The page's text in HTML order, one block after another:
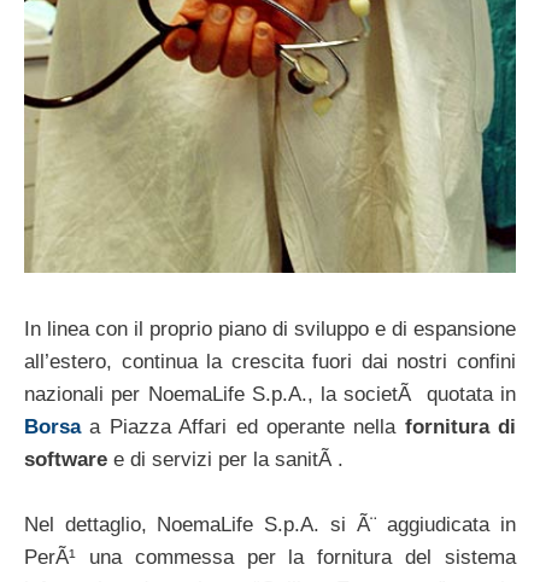
In linea con il proprio piano di sviluppo e di espansione
all’estero, continua la crescita fuori dai nostri confini
nazionali per NoemaLife S.p.A., la societÃ quotata in
Borsaa Piazza Affari ed operante nella fornitura di
software e di servizi per la sanitÃ .
Nel dettaglio, NoemaLife S.p.A. si Ã¨ aggiudicata in
PerÃ¹ una commessa per la fornitura del sistema